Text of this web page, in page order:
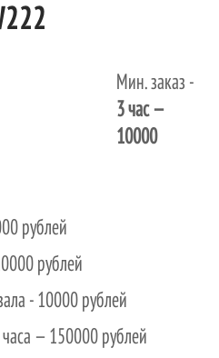
Мин. заказ -
3 час—
10000
рублей
рублей
- 10000 рублей
— 150000 рублей